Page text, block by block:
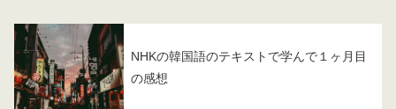
NHKの韓国語のテキストで学んで１ヶ月目
の感想